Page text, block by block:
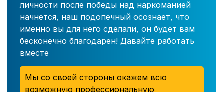
личности после победы над наркоманией
начнется, наш подопечный осознает, что
именно вы для него сделали, он будет вам
бесконечно благодарен! Давайте работать
вместе
Мы со своей стороны окажем всю
возможную профессиональную